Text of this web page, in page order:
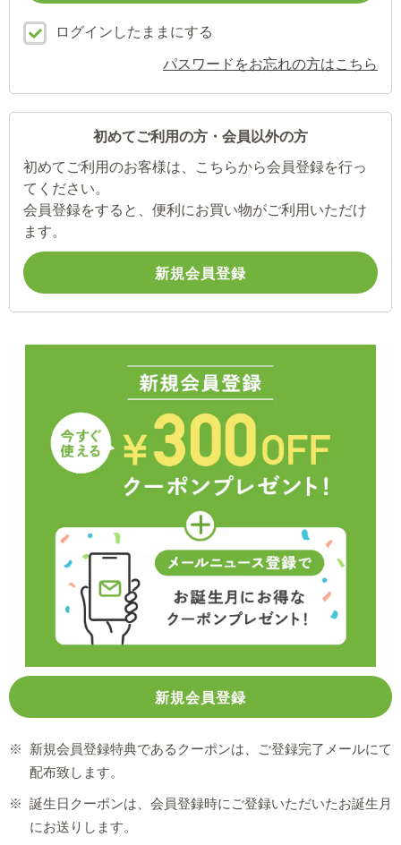
ログインしたままにする
パスワードをお忘れの方はこちら
初めてご利用の方・会員以外の方
初めてご利用のお客様は、こちらから会員登録を行っ
てください。
会員登録をすると、便利にお買い物がご利用いただけ
ます。
※
新規会員登録特典であるクーポンは、ご登録完了メールにて
配布致します。
※ 誕生日クーポンは、会員登録時にご登録いただいたお誕生月
にお送りします。